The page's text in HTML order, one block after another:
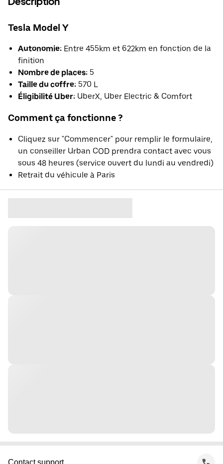
Tesla Model Y
Autonomie: Entre 455km et 622km en fonction de la
finition
Nombre de places: 5
Taille du coffre: 570 L
Éligibilité Uber: UberX, Uber Electric & Comfort
Comment ça fonctionne ?
Cliquez sur "Commencer" pour remplir le formulaire,
un conseiller Urban COD prendra contact avec vous
sous 48 heures (service ouvert du lundi au vendredi)
Retrait du véhicule à Paris
Contact support